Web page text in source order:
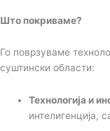
Што покриваме?
Го поврзуваме
суштински области:
Технологија и
интелигенција,